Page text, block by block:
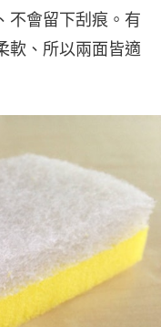
不會留下刮痕。有
軟、所以兩面皆適